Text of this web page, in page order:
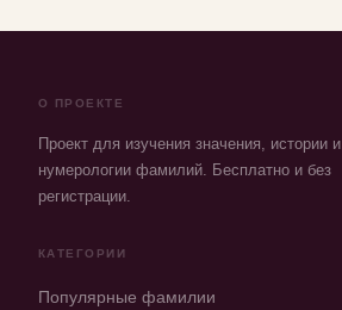
О ПРОЕКТЕ
Проект для изучения значения, истории и
нумерологии фамилий. Бесплатно и без
регистрации.
КАТЕГОРИИ
Популярные фамилии